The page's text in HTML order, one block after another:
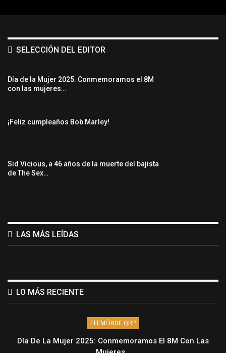
SELECCIÓN DEL EDITOR
Día de la Mujer 2025: Conmemoramos el 8M
con las mujeres…
¡Feliz cumpleaños Bob Marley!
Sid Vicious, a 46 años de la muerte del bajista
de The Sex…
LAS MÁS LEÍDAS
LO MÁS RECIENTE
EFEMÉRIDE QRP
Día De La Mujer 2025: Conmemoramos El 8M Con Las